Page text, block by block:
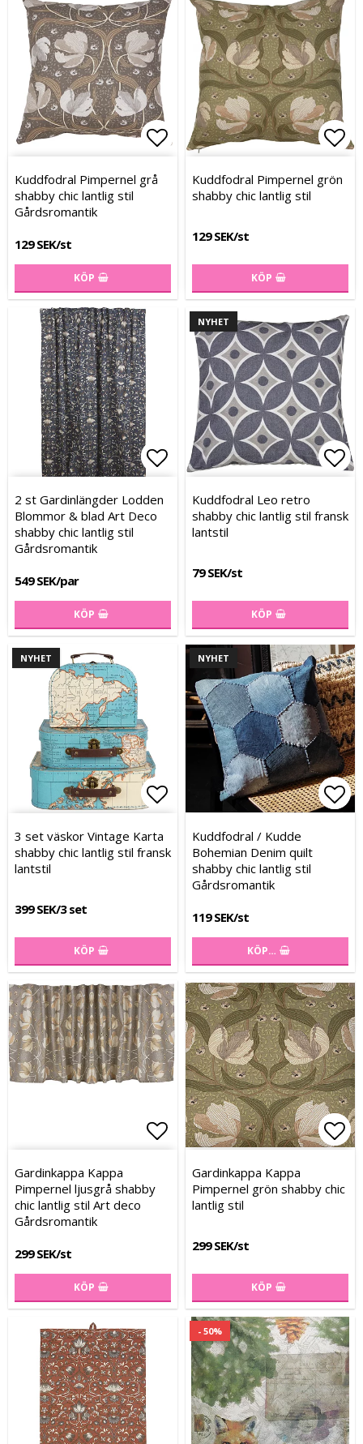
Lägg till i favoritlistan
Lägg till i favoritlistan
Kuddfodral Pimpernel grå
shabby chic lantlig stil
Gårdsromantik
129 SEK/st
KÖP
Kuddfodral Pimpernel grön
shabby chic lantlig stil
129 SEK/st
KÖP
Lägg till i favoritlistan
Lägg till i favoritlistan
2 st Gardinlängder Lodden
Blommor & blad Art Deco
shabby chic lantlig stil
Gårdsromantik
549 SEK/par
KÖP
NYHET
Kuddfodral Leo retro
shabby chic lantlig stil fransk
lantstil
79 SEK/st
KÖP
NYHET
Lägg till i favoritlistan
Lägg till i favoritlistan
3 set väskor Vintage Karta
shabby chic lantlig stil fransk
lantstil
399 SEK/3 set
KÖP
NYHET
Kuddfodral / Kudde
Bohemian Denim quilt
shabby chic lantlig stil
Gårdsromantik
119 SEK/st
KÖP…
Lägg till i favoritlistan
Lägg till i favoritlistan
Gardinkappa Kappa
Pimpernel ljusgrå shabby
chic lantlig stil Art deco
Gårdsromantik
299 SEK/st
KÖP
Gardinkappa Kappa
Pimpernel grön shabby chic
lantlig stil
299 SEK/st
KÖP
- 50%